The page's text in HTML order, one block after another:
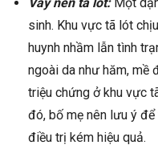
sinh. Khu vực tã lót
huynh nhầm lẫn tình
ngoài da như hăm, mề
triệu chứng ở khu vực
đó, bố mẹ nên lưu ý
điều trị kém hiệu quả.